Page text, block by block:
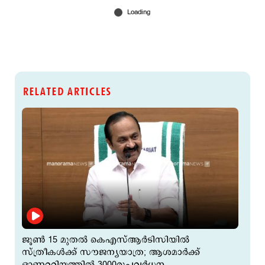
RELATED ARTICLES
ജൂൺ 15 മുതൽ കെഎസ്ആർടിസിയിൽ
സ്ത്രീകൾക്ക് സൗജന്യയാത്ര; ആശമാര്‍ക്ക്